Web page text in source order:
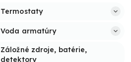
Termostaty
Voda armatúry
Záložné zdroje, batérie,
detektory